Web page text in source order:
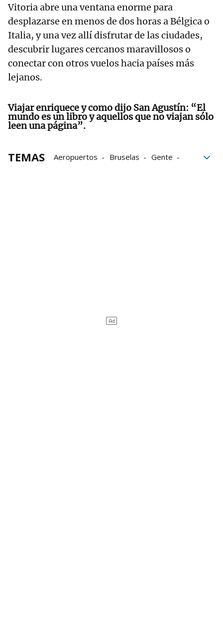
Vitoria abre una ventana enorme para
desplazarse en menos de dos horas a Bélgica o
Italia, y una vez allí disfrutar de las ciudades,
descubrir lugares cercanos maravillosos o
conectar con otros vuelos hacia países más
lejanos.
Viajar enriquece y como dijo San Agustín: “El
mundo es un libro y aquellos que no viajan sólo
leen una página”.
TEMAS Aeropuertos Bruselas
Gente